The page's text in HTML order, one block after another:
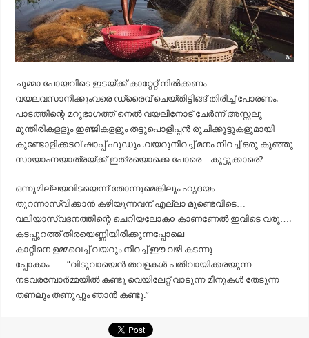
ചുമ്മാ പോയവിടെ ഇടയ്ക്ക് കാറ്റേറ്റ് നിൽക്കണം
വയലവസാനിക്കുംവരെ ഡ്രൈവ് ചെയ്തിട്ടിങ്ങ് തിരിച്ച് പോരണം.
പാടത്തിന്റെ മറുഭാഗത്ത്‌ നെൽ വയലിനോട്‌ ചേർന്ന് അസ്സലു
മുന്തിരികളളും ഇഞ്ജികളളും തട്ടുപൊളിപ്പൻ രുചിക്കൂട്ടുകളുമായി
കുണ്ടോളിക്കടവ്‌ ഷാപ്പ്‌ ഫുഡും .വയറുനിറച്ച്‌ മനം നിറച്ച്‌ ഒരു കുഞ്ഞു
സായാഹ്നയാത്രയ്ക്ക്‌ ഇത്രയൊക്കെ പോരെ…കൂട്ടുക്കാരെ?
ഒന്നുമില്ലയവിടയെന്ന് തോന്നുമെങ്കിലും ഹൃദയം
തുറന്നാസ്വിക്കാൻ കഴിയുന്നവന് എല്ലാ മുണ്ടെവിടെ…
വലിയാസ്വദനത്തിന്റെ ചെറിയലോകo കാണണേൽ ഇവിടെ വരൂ….
കടപ്പുറത്ത് തിരയെണ്ണിയിരിക്കുന്നപ്പോലെ
കാറ്റിനെ ഉമ്മവെച്ച് വയറും നിറച്ച് ഈ വഴി കടന്നു
പ്പോകാം……”വിടുവായെൻ തവളകൾ പതിവായിക്കരയുന്ന
നടവരമ്പോർമ്മയിൽ കണ്ടൂ വെയിലേറ്റ്‌ വാടുന്ന മീനുകൾ തേടുന്ന
തണലും തണുപ്പും ഞാൻ കണ്ടൂ.”